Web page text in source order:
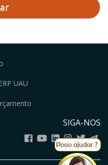
UAU
SIGA-NOS